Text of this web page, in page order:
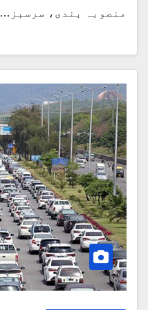
منصوبہ بندی، سرسبز…